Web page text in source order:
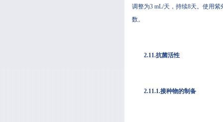
调整为3 mL/天，持续8天。
数。
2.11.抗菌活性
2.11.1.接种物的制备